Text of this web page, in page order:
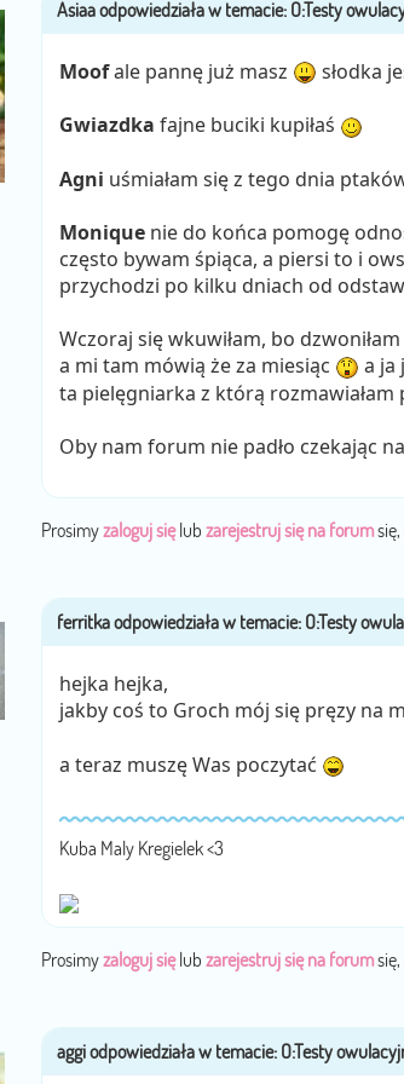
Moofale pannę już masz słodka
Gwiazdka fajne buciki kupiłaś
Agni uśmiałam się z tego dnia
Moniquenie do końca pomogę
często bywam śpiąca, a piersi to i
przychodzi po kilku dniach od
Wczoraj się wkuwiłam, bo
a mi tam mówią że za miesiąc
a ja
ta pielęgniarka z którą
Oby nam forum nie padło czekając
Prosimyzaloguj sięlub zarejestruj się na forumsię,
hejka hejka,
jakby coś to Groch mój się pręzy na
a teraz muszę Was poczytać
Kuba Maly Kregielek <3
Prosimyzaloguj sięlub zarejestruj się na forumsię,